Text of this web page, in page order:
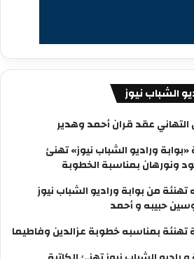
الشباب نيوز
التهاني عقد قران أحمد وهدير
وراديو الشباب نيوز» تهنئ
ونورهان بمناسبة الخطوبة
تهنئة من بوابة وراديو الشباب نيوز
حبيبه و أحمد
تهنئة بمناسبه خطوبة عزالدين وفاطيما